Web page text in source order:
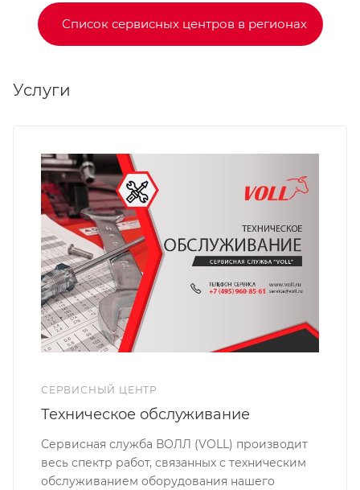
Список сервисных центров в регионах
Услуги
СЕРВИСНЫЙ ЦЕНТР
Техническое обслуживание
Сервисная служба ВОЛЛ (VOLL) производит
весь спектр работ, связанных с техническим
обслуживанием оборудования нашего